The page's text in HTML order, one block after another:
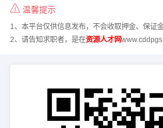
温馨提示
1、本平台仅供信息发布，不会收取押金、保证
2、请告知求职者，是在资源人才网